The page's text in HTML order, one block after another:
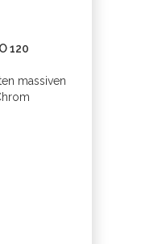
120
massiven